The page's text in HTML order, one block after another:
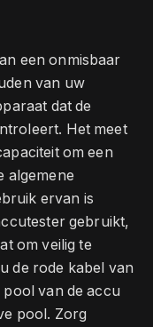
een onmisbaar
van uw
dat de
Het meet
om een
algemene
ervan is
gebruikt,
om veilig te
de rode kabel van
van de accu
pool. Zorg